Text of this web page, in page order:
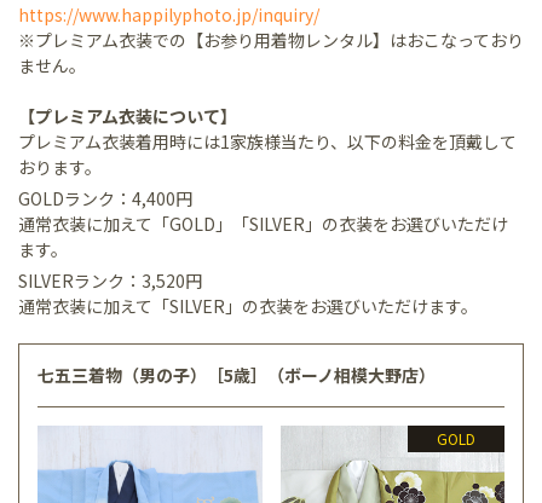
https://www.happilyphoto.jp/inquiry/
※プレミアム衣装での【お参り用着物レンタル】はおこなっており
ません。
【プレミアム衣装について】
プレミアム衣装着用時には1家族様当たり、以下の料金を頂戴して
おります。
GOLDランク：4,400円
通常衣装に加えて「GOLD」「SILVER」の衣装をお選びいただけ
ます。
SILVERランク：3,520円
通常衣装に加えて「SILVER」の衣装をお選びいただけます。
七五三着物（男の子）［5歳］（ボーノ相模大野店）
GOLD